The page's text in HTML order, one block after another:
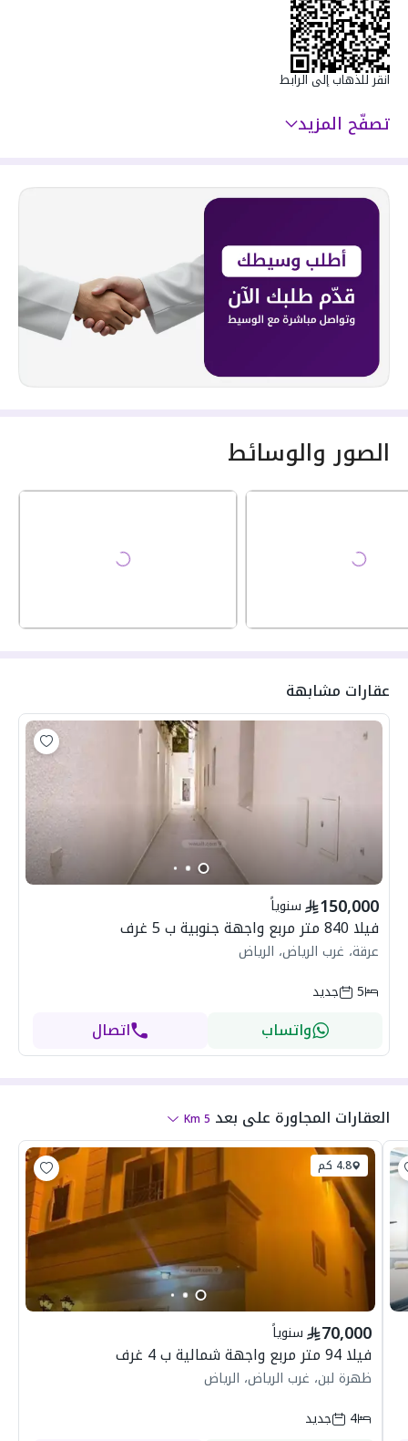
انقر للذهاب إلى الرابط
تصفّح المزيد
الصور والوسائط
عقارات مشابهة
سنوياً 150,000
فيلا 840 متر مربع واجهة جنوبية ب 5 غرف
عرقة، غرب الرياض، الرياض
5
جديد
واتساب اتصال
العقارات المجاورة على بعد 5
Km
4.8 كم
سنوياً 70,000
فيلا 94 متر مربع واجهة شمالية ب 4 غرف
ظهرة لبن، غرب الرياض، الرياض
4
جديد